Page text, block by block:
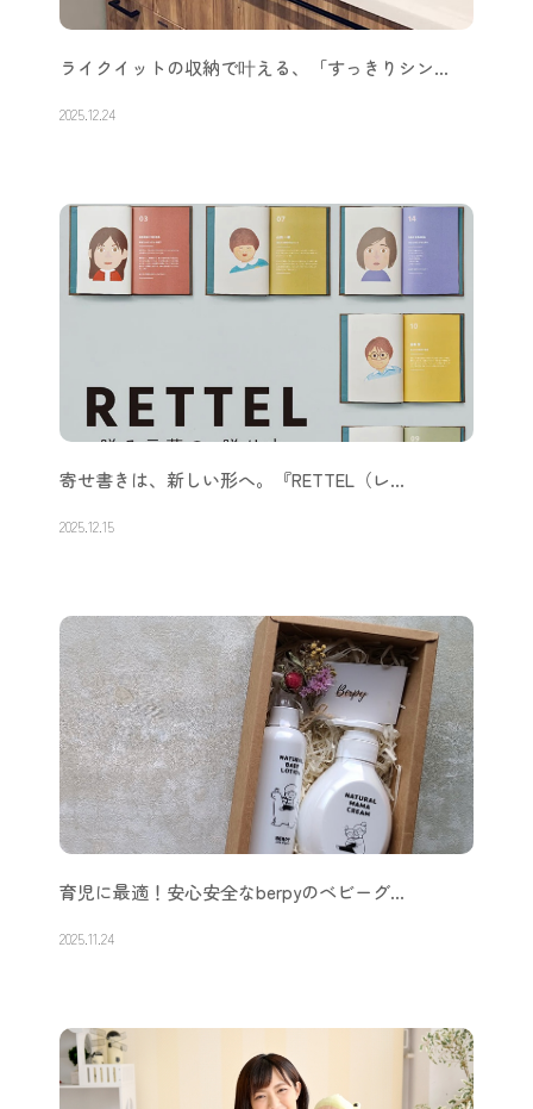
ライクイットの収納で叶える、「すっきりシン…
2025.12.24
寄せ書きは、新しい形へ。『RETTEL（レ…
2025.12.15
育児に最適！安心安全なberpyのベビーグ…
2025.11.24